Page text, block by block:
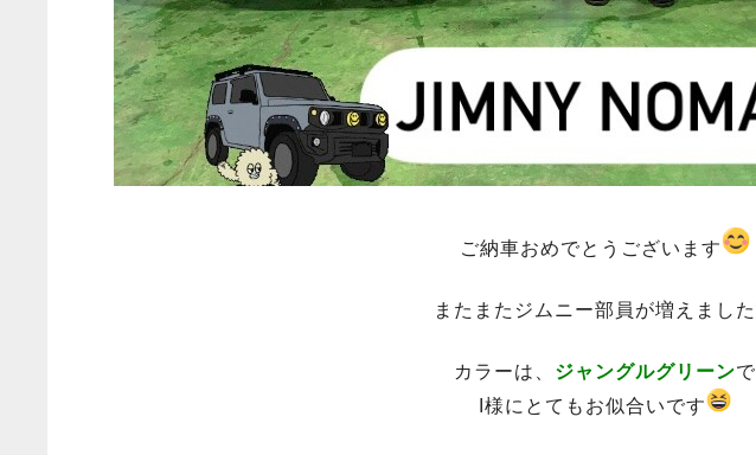
ご納車おめでとうございます
またまたジムニー部員が増えました
カラーは、 ジャングルグリーンで
I様にとてもお似合いです